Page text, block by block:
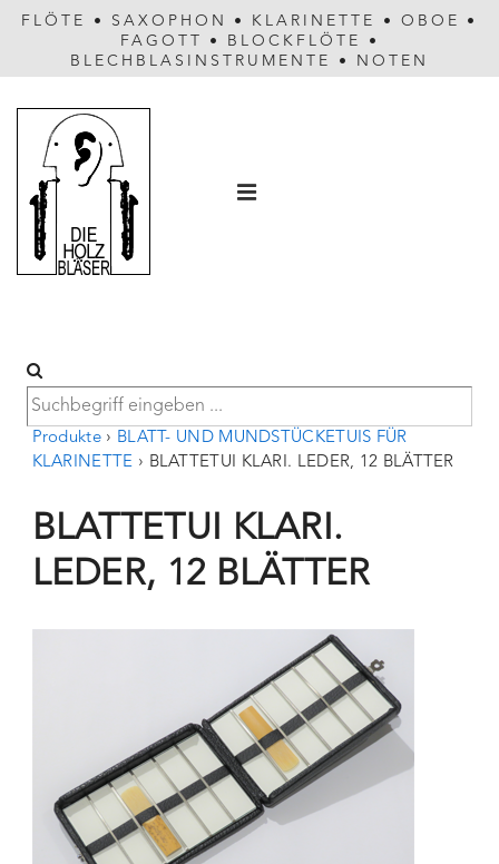
FLÖTE • SAXOPHON • KLARINETTE • OBOE
•
FAGOTT
• BLOCKFLÖTE
•
BLECHBLASINSTRUMENTE
• NOTEN
Produkte › BLATT- UND MUNDSTÜCKETUIS FÜR
KLARINETTE › BLATTETUI KLARI. LEDER, 12 BLÄTTER
BLATTETUI KLARI.
LEDER, 12 BLÄTTER